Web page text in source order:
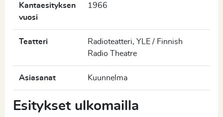
Kantaesityksen
vuosi
1966
Teatteri
Radioteatteri, YLE / Finnish
Radio Theatre
Asiasanat Kuunnelma
Esitykset ulkomailla